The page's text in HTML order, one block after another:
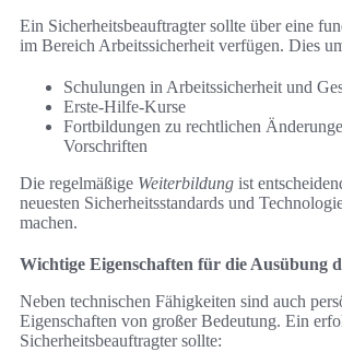
Ein Sicherheitsbeauftragter sollte über eine
im Bereich Arbeitssicherheit verfügen. Dies
Schulungen in Arbeitssicherheit und
Erste-Hilfe-Kurse
Fortbildungen zu rechtlichen
Vorschriften
Die regelmäßige Weiterbildung ist
neuesten Sicherheitsstandards und
machen.
Wichtige Eigenschaften für die Ausübung
Neben technischen Fähigkeiten sind auch
Eigenschaften von großer Bedeutung. Ein
Sicherheitsbeauftragter sollte: